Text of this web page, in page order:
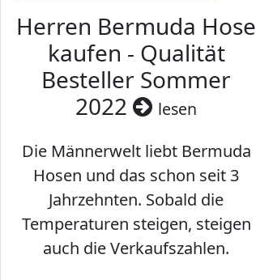
Herren Bermuda Hose
kaufen - Qualität
Besteller Sommer
2022
lesen
Die Männerwelt liebt Bermuda
Hosen und das schon seit 3
Jahrzehnten. Sobald die
Temperaturen steigen, steigen
auch die Verkaufszahlen.